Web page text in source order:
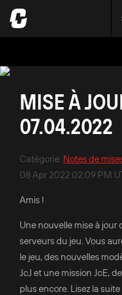
MISE À
07.04.2022
Catégorie: Notes de
08 Apr 2022 02:09 PM
Amis !
Une nouvelle mise à jour
serveurs du jeu. Vous
le jeu, des nouvelles
JcJ et une mission JcE,
plus encore. Lisez la